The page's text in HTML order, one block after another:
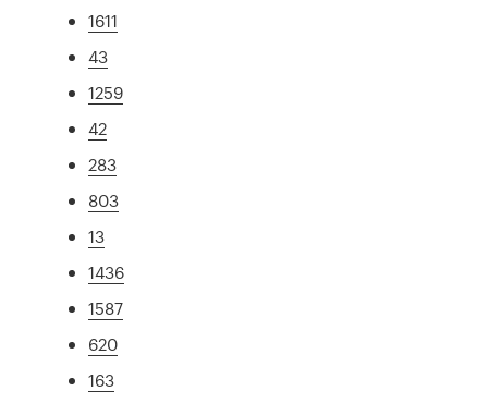
1611
43
1259
42
283
803
13
1436
1587
620
163